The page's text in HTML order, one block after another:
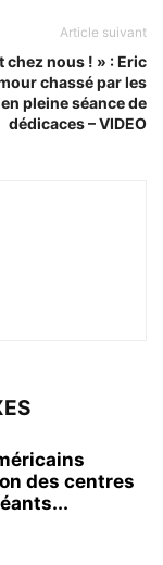
Article suivant
chez nous ! » : Eric
chassé par les
pleine séance de
dédicaces – VIDEO
des centres